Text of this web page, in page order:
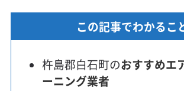
この記事でわかるこ
杵島郡白石町のおすすめエ
ーニング業者